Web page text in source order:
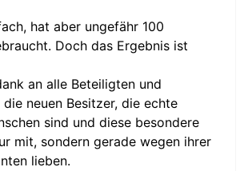
hat aber ungefähr 100
Doch das Ergebnis ist
an alle Beteiligten und
neuen Besitzer, die echte
sind und diese besondere
mit, sondern gerade wegen ihrer
lieben.